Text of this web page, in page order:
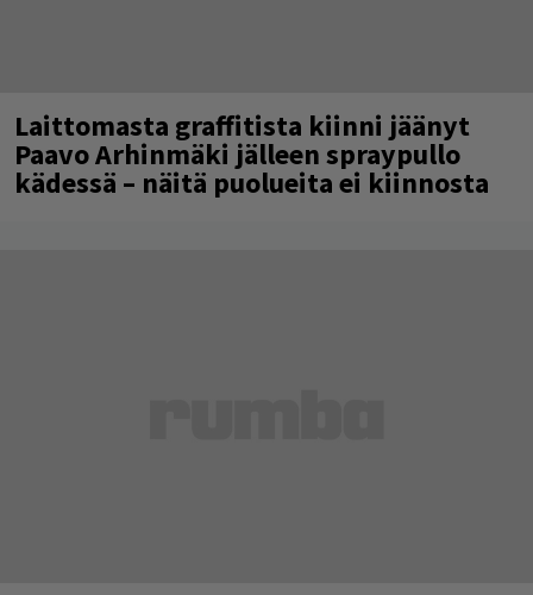
Laittomasta graffitista kiinni jäänyt
Paavo Arhinmäki jälleen spraypullo
kädessä – näitä puolueita ei kiinnosta